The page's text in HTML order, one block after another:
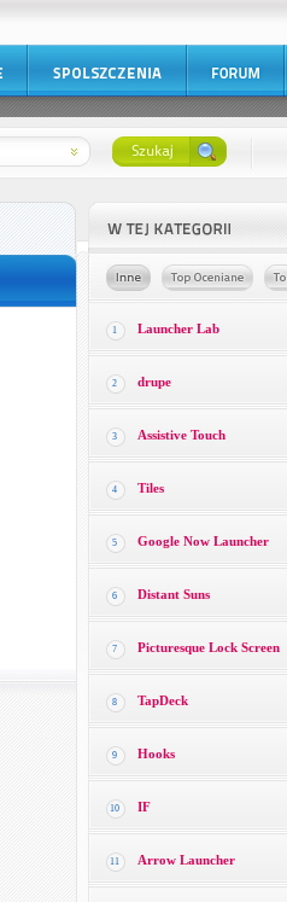
1 Launcher Lab
2 drupe
3 Assistive Touch
4 Tiles
5 Google Now Launcher
6 Distant Suns
7 Picturesque Lock Screen
8 TapDeck
9 Hooks
10 IF
11 Arrow Launcher